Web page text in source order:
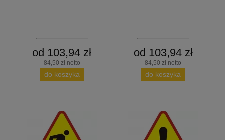
od 103,94 zł
84,50 zł netto
do koszyka
od 103,94 zł
84,50 zł netto
do koszyka